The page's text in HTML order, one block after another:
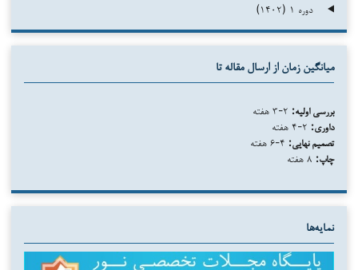
دوره ۱ (۱۴۰۲)
میانگین زمان از ارسال مقاله تا
بررسی اولیه:
داوری:
تصمیم نهایی:
چاپ:
نمایه‌ها